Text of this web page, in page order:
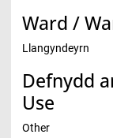
Ward /
Llangyndeyrn
Defnydd
Use
Other